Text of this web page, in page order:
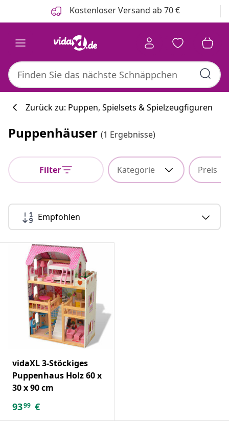
Kostenloser Versand ab 70 €
Zurück zu: Puppen, Spielsets & Spielzeugfiguren
Puppenhäuser (1 Ergebnisse)
Filter Kategorie Preis
Empfohlen
vidaXL 3-Stöckiges
Puppenhaus Holz 60 x
30 x 90 cm
9399 €